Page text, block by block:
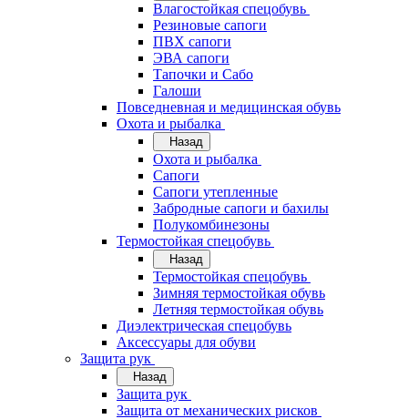
Влагостойкая спецобувь
Резиновые сапоги
ПВХ сапоги
ЭВА сапоги
Тапочки и Сабо
Галоши
Повседневная и медицинская обувь
Охота и рыбалка
Назад
Охота и рыбалка
Сапоги
Сапоги утепленные
Забродные сапоги и бахилы
Полукомбинезоны
Термостойкая спецобувь
Назад
Термостойкая спецобувь
Зимняя термостойкая обувь
Летняя термостойкая обувь
Диэлектрическая спецобувь
Аксессуары для обуви
Защита рук
Назад
Защита рук
Защита от механических рисков